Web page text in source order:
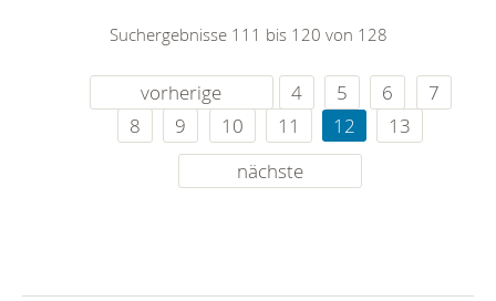
Suchergebnisse 111 bis 120 von 128
vorherige 4 5 6
7
8
9 10 11 12
13
nächste